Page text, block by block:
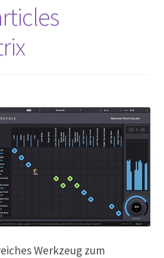
Werkzeug zum